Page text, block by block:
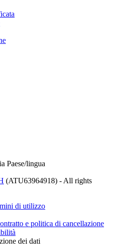
Paese/lingua
(ATU63964918) - All rights
di utilizzo
e politica di cancellazione
dei dati